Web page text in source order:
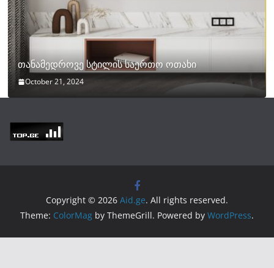
თანამედროვე სტილის საერთო ოთახი
October 21, 2024
Copyright © 2026 Aid.ge. All rights reserved.
Theme: ColorMag by ThemeGrill. Powered by WordPress.